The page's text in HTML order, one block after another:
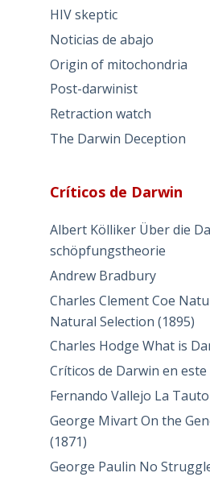
HIV skeptic
Noticias de abajo
Origin of mitochondria
Post-darwinist
Retraction watch
The Darwin Deception
Críticos de Darwin
Albert Kölliker Über die
schöpfungstheorie
Andrew Bradbury
Charles Clement Coe
Natural Selection (1895)
Charles Hodge What is
Críticos de Darwin en este
Fernando Vallejo La
George Mivart On the
(1871)
George Paulin No